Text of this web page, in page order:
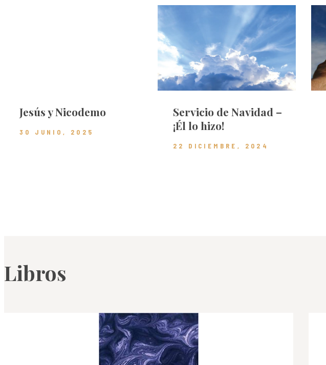
Jesús y Nicodemo
30 JUNIO, 2025
Servicio de Navidad –
¡Él lo hizo!
22 DICIEMBRE, 2024
Libros